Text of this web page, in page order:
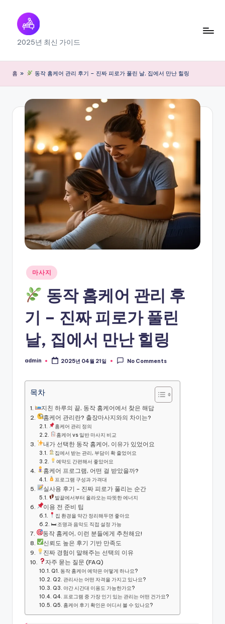
content
출
장
마
지
내
근
처
찾
기
2025년 최신 가이드
홈 » 동작 홈케어 관리 후기 – 진짜 피로가 풀린 날, 집에서 만난 힐링
Posted
in
마사지
동작 홈케어 관리 후
기 – 진짜 피로가 풀린
날, 집에서 만난 힐링
Posted
admin 2025년 04월 21일 No Comments
목차
지친 하루의 끝, 동작 홈케어에서 찾은 해답
홈케어 관리란? 출장마사지와의 차이는?
홈케어 관리 정의
홈케어 vs 일반 마사지 비교
내가 선택한 동작 홈케어, 이유가 있었어요
집에서 받는 관리, 부담이 확 줄었어요
예약도 간편해서 좋았어요
홈케어 프로그램, 어떤 걸 받았을까?
프로그램 구성과 가격대
실사용 후기 – 진짜 피로가 풀리는 순간
발끝에서부터 올라오는 따뜻한 에너지
이용 전 준비 팁
집 환경을 약간 정리해두면 좋아요
🛏 조명과 음악도 직접 설정 가능
동작 홈케어, 이런 분들에게 추천해요!
신뢰도 높은 후기 기반 만족도
진짜 경험이 말해주는 선택의 이유
자주 묻는 질문 (FAQ)
Q1. 동작 홈케어 예약은 어떻게 하나요?
Q2. 관리사는 어떤 자격을 가지고 있나요?
Q3. 야간 시간대 이용도 가능한가요?
Q4. 프로그램 중 가장 인기 있는 관리는 어떤 건가요?
Q5. 홈케어 후기 확인은 어디서 볼 수 있나요?